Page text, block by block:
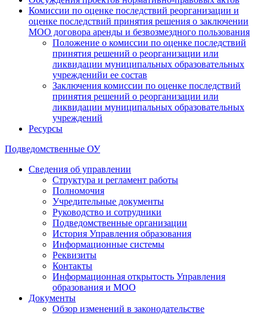
Комиссии по оценке последствий реорганизации и
оценке последствий принятия решения о заключении
МОО договора аренды и безвозмездного пользования
Положение о комиссии по оценке последствий
принятия решений о реорганизации или
ликвидации муниципальных образовательных
учрежденийи ее состав
Заключения комиссии по оценке последствий
принятия решений о реорганизации или
ликвидации муниципальных образовательных
учреждений
Ресурсы
Подведомственные ОУ
Сведения об управлении
Структура и регламент работы
Полномочия
Учредительные документы
Руководство и сотрудники
Подведомственные организации
История Управления образования
Информационные системы
Реквизиты
Контакты
Информационная открытость Управления
образования и МОО
Документы
Обзор изменений в законодательстве